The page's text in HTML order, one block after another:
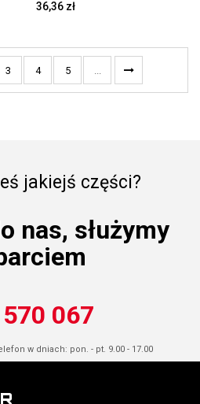
36,36 zł
3 4 5 ...
jakiejś części?
nas, służymy
067
w dniach: pon. - pt. 9.00 - 17.00